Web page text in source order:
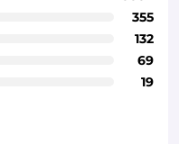
355
132
69
19